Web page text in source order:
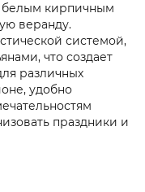
белым кирпичным
веранду.
системой,
что создает
различных
удобно
праздники и